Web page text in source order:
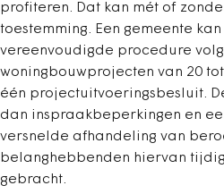
profiteren. Dat kan mét of
toestemming. Een gemeente
vereenvoudigde procedure
woningbouwprojecten van 20
één projectuitvoeringsbesluit.
dan inspraakbeperkingen en
versnelde afhandeling van
belanghebbenden hiervan
gebracht.